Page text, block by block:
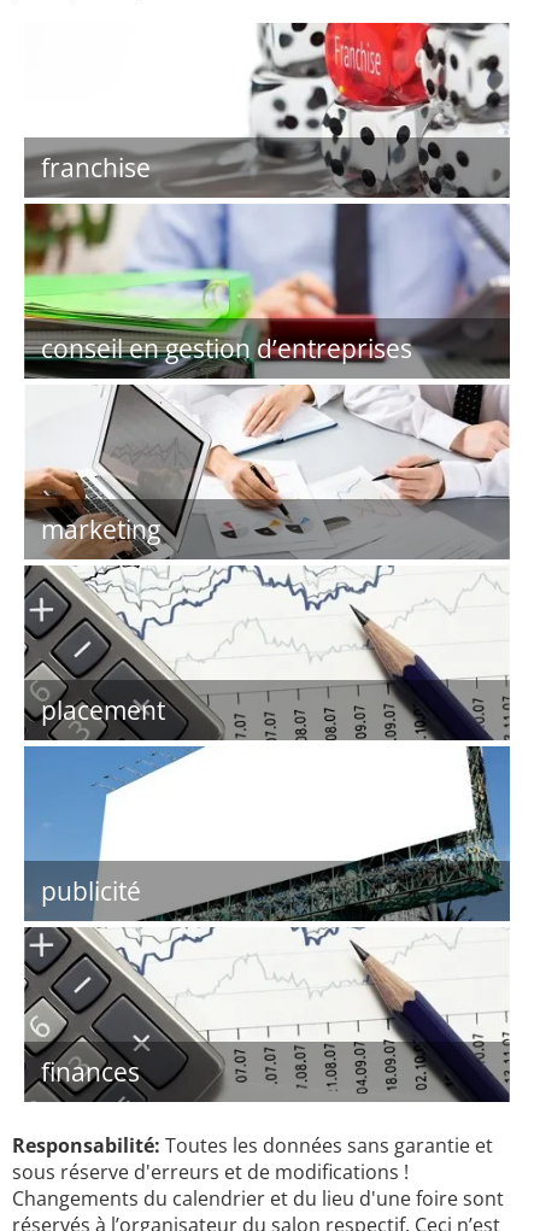
franchise
conseil en gestion d’entreprises
marketing
placement
publicité
finances
Responsabilité: Toutes les données sans garantie et
sous réserve d'erreurs et de modifications !
Changements du calendrier et du lieu d'une foire sont
réservés à l’organisateur du salon respectif. Ceci n’est